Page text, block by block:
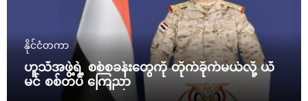
နိုင်ငံတကာ
ဟူသီအဖွဲ့ရဲ့ စစ်စခန်းတွေကို တိုက်ခိုက်မယ်လို့ ယီ
မင် စစ်တပ် ကြေညာ